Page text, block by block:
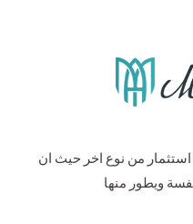
من نوع اخر حيث ان
ويطور منها